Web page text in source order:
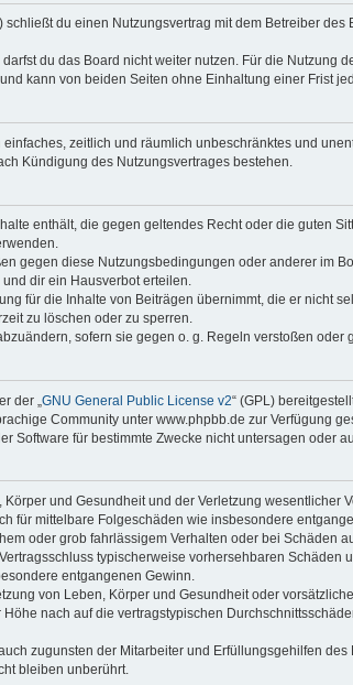
schließt du einen Nutzungsvertrag mit dem Betreiber
du das Board nicht weiter nutzen. Für die
kann von beiden Seiten ohne Einhaltung einer Frist
zeitlich und räumlich unbeschränktes und
Kündigung des Nutzungsvertrages bestehen.
enthält, die gegen geltendes Recht oder die guten
gegen diese Nutzungsbedingungen oder anderer im
dir ein Hausverbot erteilen.
für die Inhalte von Beiträgen übernimmt, die er nicht
zu löschen oder zu sperren.
sofern sie gegen o. g. Regeln verstoßen
der „ GNU General Public License v2“ (GPL)
Community unter www.phpbb.de zur Verfügung
Software für bestimmte Zwecke nicht untersagen oder
und Gesundheit und der Verletzung
für mittelbare Folgeschäden wie insbesondere
oder grob fahrlässigem Verhalten oder bei Schäden
typischerweise vorhersehbaren
entgangenen Gewinn.
von Leben, Körper und Gesundheit oder
nach auf die vertragstypischen
zugunsten der Mitarbeiter und Erfüllungsgehilfen des
bleiben unberührt.